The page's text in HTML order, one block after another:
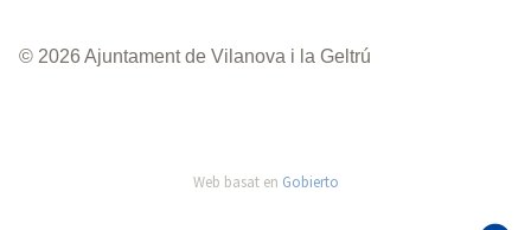
© 2026 Ajuntament de Vilanova i la Geltrú
Web basat en Gobierto